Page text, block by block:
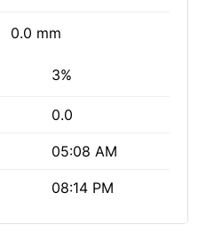
0.0 mm
3%
0.0
05:08 AM
08:14 PM